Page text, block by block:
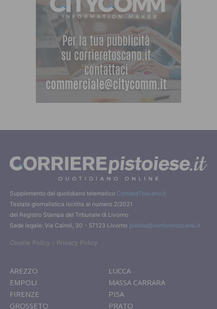
Supplemento del quotidiano telematico CorriereToscano.it
Testata giornalistica iscritta al numero 2/2021
del Registro Stampa del Tribunale di Livorno
Sede legale: Via Cairoli, 30 - 57123 Livorno pistoia@corrieretoscano.it
Cookie Policy - Privacy Policy
AREZZO
EMPOLI
FIRENZE
GROSSETO
LUCCA
MASSA CARRARA
PISA
PRATO